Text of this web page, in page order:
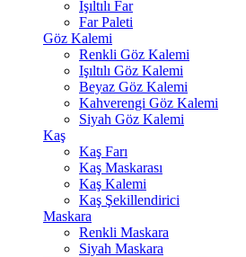
Işıltılı Far
Far Paleti
Göz Kalemi
Renkli Göz Kalemi
Işıltılı Göz Kalemi
Beyaz Göz Kalemi
Kahverengi Göz Kalemi
Siyah Göz Kalemi
Kaş
Kaş Farı
Kaş Maskarası
Kaş Kalemi
Kaş Şekillendirici
Maskara
Renkli Maskara
Siyah Maskara